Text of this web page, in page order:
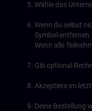
Wähle das
Wenn du selbst
Symbol entfernen.
Wenn alle
Gib optional
Akzeptiere im
Deine Bestellung